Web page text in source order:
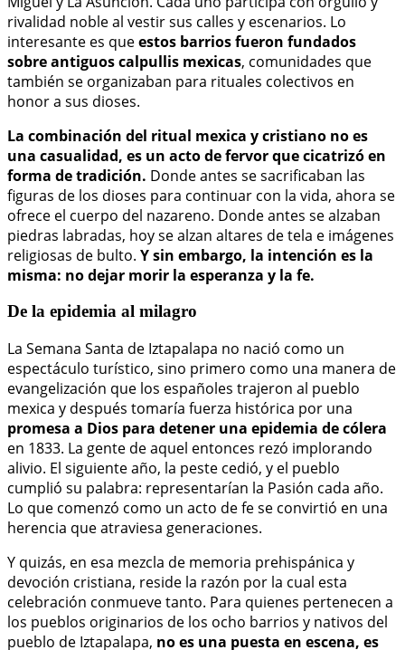
rivalidad noble al vestir sus calles y escenarios. Lo
interesante es queestos barrios fueron fundados
sobre antiguos calpullis mexicas, comunidades que
también se organizaban para rituales colectivos en
honor a sus dioses.
La combinación del ritual mexica y cristiano no es
una casualidad, es un acto de fervor que cicatrizó en
forma de tradición. Donde antes se sacrificaban las
figuras de los dioses para continuar con la vida, ahora se
ofrece el cuerpo del nazareno. Donde antes se alzaban
piedras labradas, hoy se alzan altares de tela e imágenes
religiosas de bulto. Y sin embargo, la intención es la
misma: no dejar morir la esperanza y la fe.
De la epidemia al milagro
La Semana Santa de Iztapalapa no nació como un
espectáculo turístico, sino primero como una manera de
evangelización que los españoles trajeron al pueblo
mexica y después tomaría fuerza histórica por una
promesa a Dios para detener una epidemia de cólera
en 1833. La gente de aquel entonces rezó implorando
alivio. El siguiente año, la peste cedió, y el pueblo
cumplió su palabra: representarían la Pasión cada año.
Lo que comenzó como un acto de fe se convirtió en una
herencia que atraviesa generaciones.
Y quizás, en esa mezcla de memoria prehispánica y
devoción cristiana, reside la razón por la cual esta
celebración conmueve tanto. Para quienes pertenecen a
los pueblos originarios de los ocho barrios y nativos del
pueblo de Iztapalapa, no es una puesta en escena, es